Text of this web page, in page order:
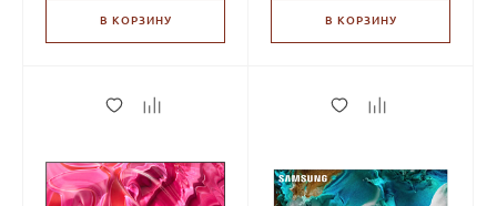
В КОРЗИНУ В КОРЗИНУ